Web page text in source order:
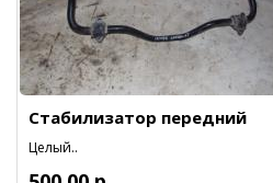
Стабилизатор передний
Целый..